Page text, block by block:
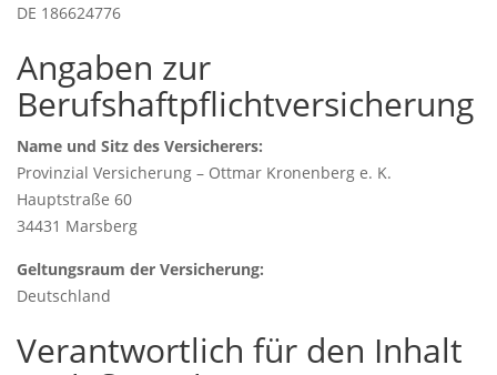
DE 186624776
Angaben zur
Berufshaftpflichtversicherung
Name und Sitz des Versicherers:
Provinzial Versicherung – Ottmar Kronenberg e. K.
Hauptstraße 60
34431 Marsberg
Geltungsraum der Versicherung:
Deutschland
Verantwortlich für den Inhalt